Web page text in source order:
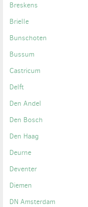
Breskens
Brielle
Bunschoten
Bussum
Castricum
Delft
Den Andel
Den Bosch
Den Haag
Deurne
Deventer
Diemen
DN Amsterdam